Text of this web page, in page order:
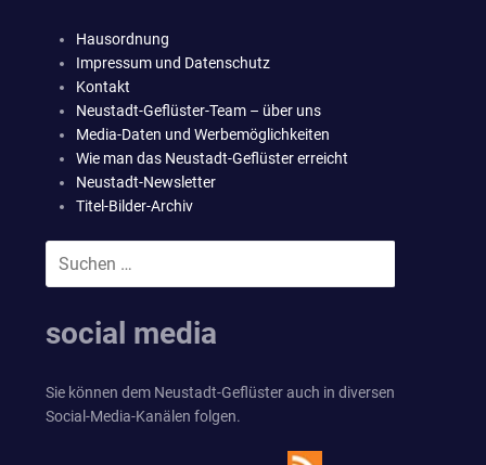
Hausordnung
Impressum und Datenschutz
Kontakt
Neustadt-Geflüster-Team – über uns
Media-Daten und Werbemöglichkeiten
Wie man das Neustadt-Geflüster erreicht
Neustadt-Newsletter
Titel-Bilder-Archiv
social media
Sie können dem Neustadt-Geflüster auch in diversen
Social-Media-Kanälen folgen.